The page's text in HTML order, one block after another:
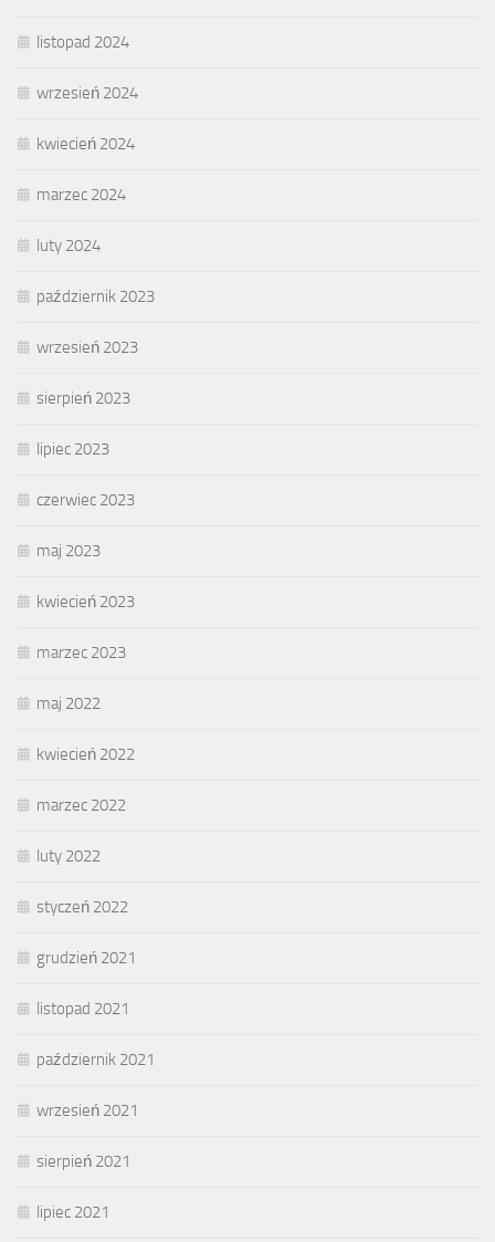
listopad 2024
wrzesień 2024
kwiecień 2024
marzec 2024
luty 2024
październik 2023
wrzesień 2023
sierpień 2023
lipiec 2023
czerwiec 2023
maj 2023
kwiecień 2023
marzec 2023
maj 2022
kwiecień 2022
marzec 2022
luty 2022
styczeń 2022
grudzień 2021
listopad 2021
październik 2021
wrzesień 2021
sierpień 2021
lipiec 2021